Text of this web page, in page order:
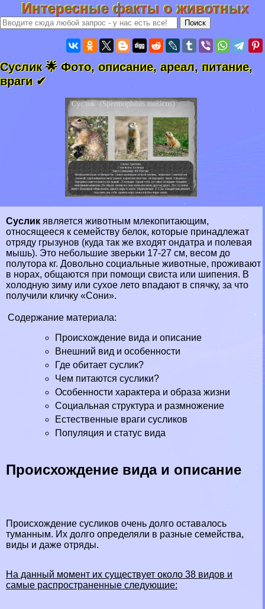
Интересные факты о животных
Суслик 🌟 Фото, описание, ареал, питание,
враги ✔
Суслик является животным млекопитающим,
относящееся к семейству белок, которые принадлежат
отряду грызунов (куда так же входят ондатра и полевая
мышь). Это небольшие зверьки 17-27 см, весом до
полутора кг. Довольно социальные животные, проживают
в норах, общаются при помощи свиста или шипения. В
холодную зиму или сухое лето впадают в спячку, за что
получили кличку «Сони».
Содержание материала:
Происхождение вида и описание
Внешний вид и особенности
Где обитает суслик?
Чем питаются суслики?
Особенности хаpaктера и образа жизни
Социальная структура и размножение
Естественные враги сусликов
Популяция и статус вида
Происхождение вида и описание
Происхождение сусликов очень долго оставалось
туманным. Их долго определяли в разные семейства,
виды и даже отряды.
На данный момент их существует около 38 видов и
самые распространенные следующие: